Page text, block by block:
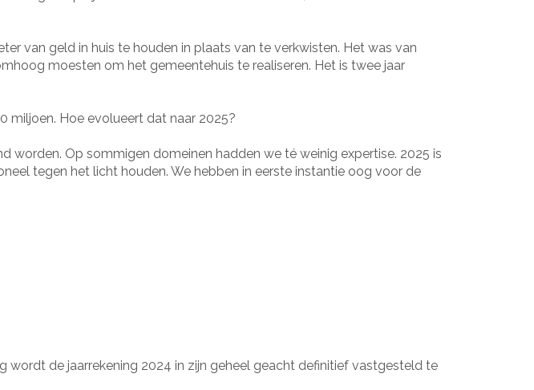
van geld in huis te houden in plaats van te verkwisten. Het was van
moesten om het gemeentehuis te realiseren. Het is twee jaar
miljoen. Hoe evolueert dat naar 2025?
worden. Op sommigen domeinen hadden we té weinig expertise. 2025 is
tegen het licht houden. We hebben in eerste instantie oog voor de
de jaarrekening 2024 in zijn geheel geacht definitief vastgesteld te